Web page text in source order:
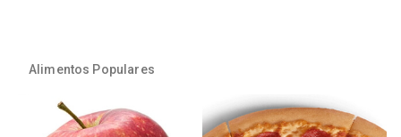
Alimentos Populares